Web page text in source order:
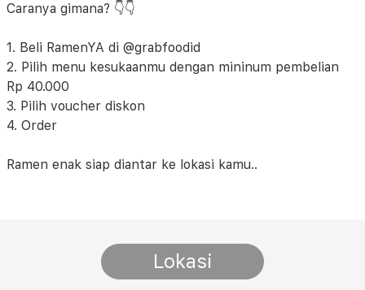
Caranya gimana? 👇👇
1. Beli RamenYA di @grabfoodid
2. Pilih menu kesukaanmu dengan mininum pembelian
Rp 40.000
3. Pilih voucher diskon
4. Order
Ramen enak siap diantar ke lokasi kamu..
Lokasi